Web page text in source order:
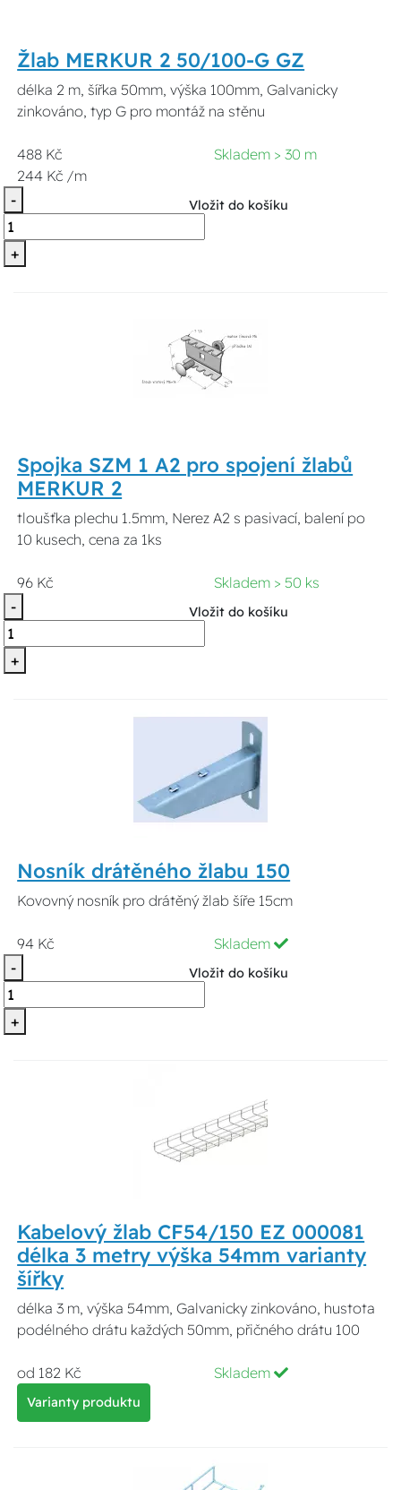
Žlab MERKUR 2 50/100-G GZ
délka 2 m, šířka 50mm, výška 100mm, Galvanicky
zinkováno, typ G pro montáž na stěnu
488 Kč
244 Kč /m
Skladem > 30 m
-
+
Vložit do košíku
Spojka SZM 1 A2 pro spojení žlabů
MERKUR 2
tloušťka plechu 1.5mm, Nerez A2 s pasivací, balení po
10 kusech, cena za 1ks
96 Kč
Skladem > 50 ks
-
+
Vložit do košíku
Nosník drátěného žlabu 150
Kovovný nosník pro drátěný žlab šíře 15cm
94 Kč
Skladem
-
+
Vložit do košíku
Kabelový žlab CF54/150 EZ 000081
délka 3 metry výška 54mm varianty
šířky
délka 3 m, výška 54mm, Galvanicky zinkováno, hustota
podélného drátu každých 50mm, přičného drátu 100
od 182 Kč Skladem
Varianty produktu